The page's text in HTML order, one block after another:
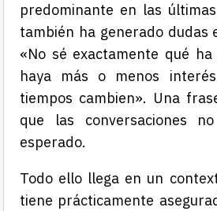
predominante en las
también ha generado dudas
«No sé exactamente qué
haya más o menos
tiempos cambien». Una
que las conversaciones
esperado.
Todo ello llega en un
tiene prácticamente